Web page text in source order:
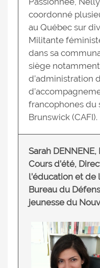
coordonné
au Québec sur
Militante
dans sa
siège
d’administration
francophones du
Brunswick (CAFI).
Sarah
Cours d’été,
l’éducation et de
Bureau du
jeunesse du